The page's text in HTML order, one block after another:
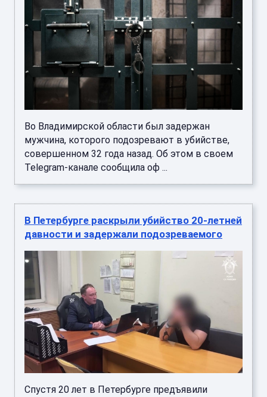
Во Владимирской области был задержан
мужчина, которого подозревают в убийстве,
совершенном 32 года назад. Об этом в своем
Telegram-канале сообщила оф ...
В Петербурге раскрыли убийство 20-летней
давности и задержали подозреваемого
Спустя 20 лет в Петербурге предъявили